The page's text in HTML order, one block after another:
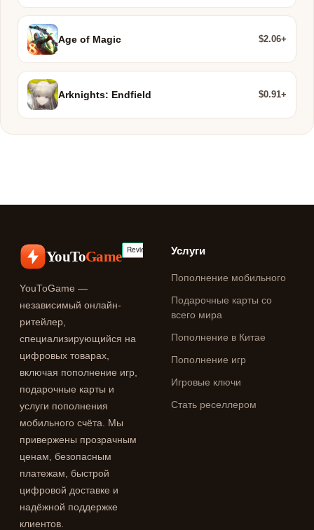
Age of Magic $2.06+
Arknights: Endfield $0.91+
YouToGame
YouToGame —
независимый онлайн-
ритейлер,
специализирующийся на
цифровых товарах,
включая пополнение игр,
подарочные карты и
услуги пополнения
мобильного счёта. Мы
привержены прозрачным
ценам, безопасным
платежам, быстрой
цифровой доставке и
надёжной поддержке
клиентов.
Услуги
Пополнение мобильного
Подарочные карты со
всего мира
Пополнение в Китае
Пополнение игр
Игровые ключи
Стать реселлером